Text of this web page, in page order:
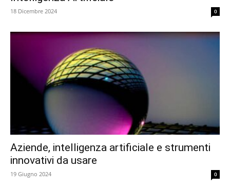
18 Dicembre 2024 0
Aziende, intelligenza artificiale e strumenti
innovativi da usare
19 Giugno 2024 0